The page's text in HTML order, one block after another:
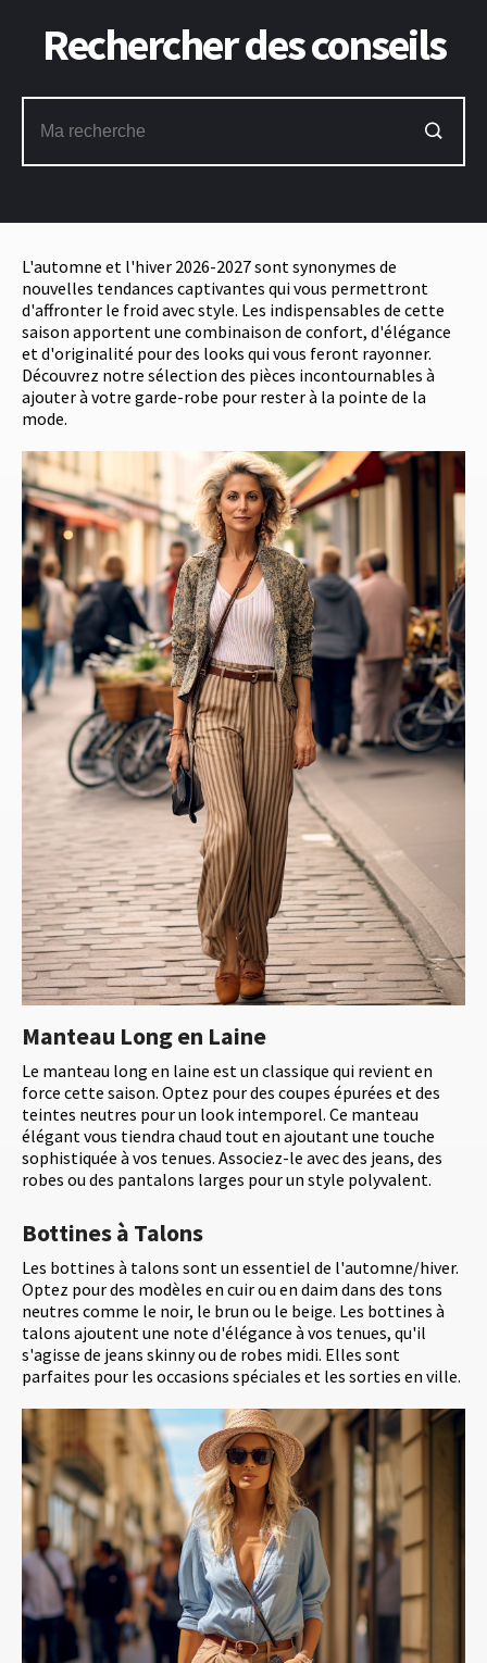
L'automne et l'hiver 2026-2027 sont synonymes de
nouvelles tendances captivantes qui vous permettront
d'affronter le froid avec style. Les indispensables de cette
saison apportent une combinaison de confort, d'élégance
et d'originalité pour des looks qui vous feront rayonner.
Découvrez notre sélection des pièces incontournables à
ajouter à votre garde-robe pour rester à la pointe de la
mode.
Manteau Long en Laine
Le manteau long en laine est un classique qui revient en
force cette saison. Optez pour des coupes épurées et des
teintes neutres pour un look intemporel. Ce manteau
élégant vous tiendra chaud tout en ajoutant une touche
sophistiquée à vos tenues. Associez-le avec des jeans, des
robes ou des pantalons larges pour un style polyvalent.
Bottines à Talons
Les bottines à talons sont un essentiel de l'automne/hiver.
Optez pour des modèles en cuir ou en daim dans des tons
neutres comme le noir, le brun ou le beige. Les bottines à
talons ajoutent une note d'élégance à vos tenues, qu'il
s'agisse de jeans skinny ou de robes midi. Elles sont
parfaites pour les occasions spéciales et les sorties en ville.
Rechercher des conseils